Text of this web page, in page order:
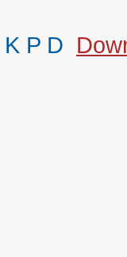
K P D